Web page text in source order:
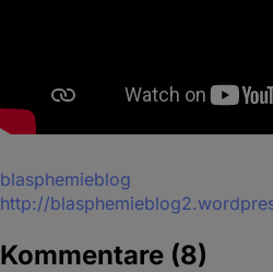
Quelle
blasphemieblog
http://
Kommentare (8)